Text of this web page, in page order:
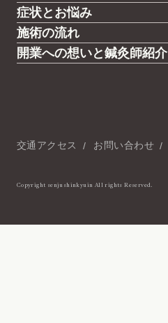
症状とお悩み
施術の流れ
開業への想いと鍼灸師紹介
交通アクセス お問い合わせ
Copyright senjushinkyuin All rights Reserved.